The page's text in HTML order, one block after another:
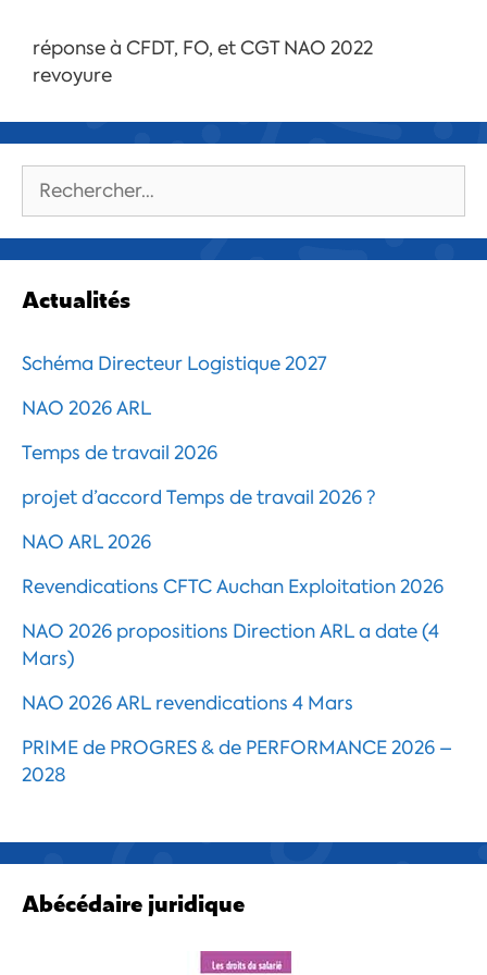
réponse à CFDT, FO, et CGT NAO 2022
revoyure
Rechercher :
Actualités
Schéma Directeur Logistique 2027
NAO 2026 ARL
Temps de travail 2026
projet d’accord Temps de travail 2026 ?
NAO ARL 2026
Revendications CFTC Auchan Exploitation 2026
NAO 2026 propositions Direction ARL a date (4
Mars)
NAO 2026 ARL revendications 4 Mars
PRIME de PROGRES & de PERFORMANCE 2026 –
2028
Abécédaire juridique